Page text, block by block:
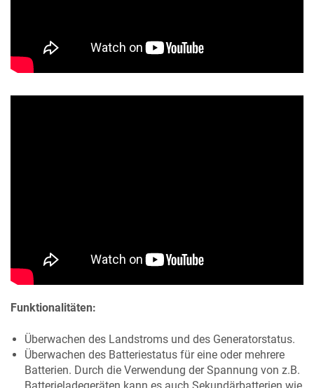
Funktionalitäten:
Überwachen des Landstroms und des Generatorstatus.
Überwachen des Batteriestatus für eine oder mehrere
Batterien. Durch die Verwendung der Spannung von z.B.
Batterieladegeräten kann es auch Sekundärbatterien wie